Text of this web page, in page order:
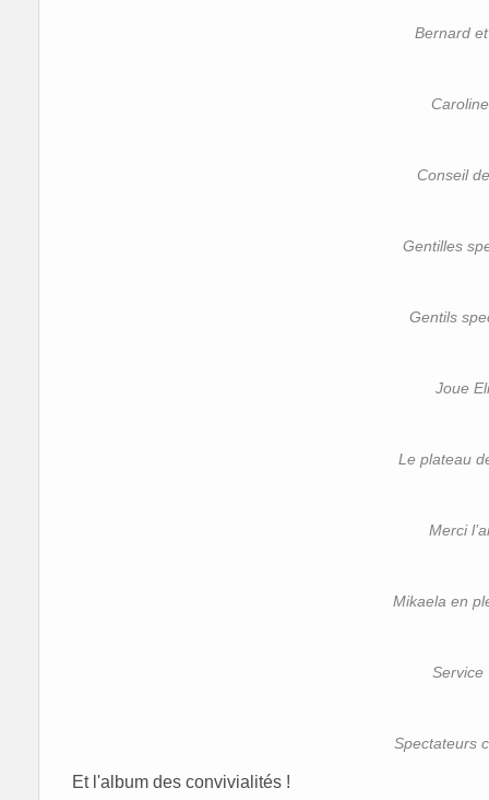
Bernard
Conseil
Gentilles
Gentils
Joue
Le plateau
Merci
Mikaela en
Service
Spectateurs
Et l'album des convivialités !